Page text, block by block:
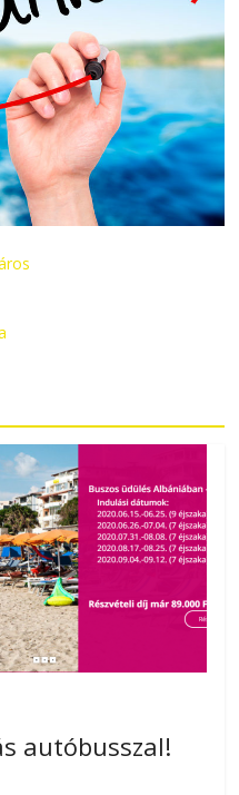
autóbusszal!